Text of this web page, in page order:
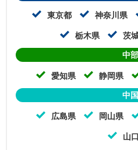
東京都 神奈川県
栃木県 茨
中部
愛知県 静岡県
中国
広島県 岡山県
山